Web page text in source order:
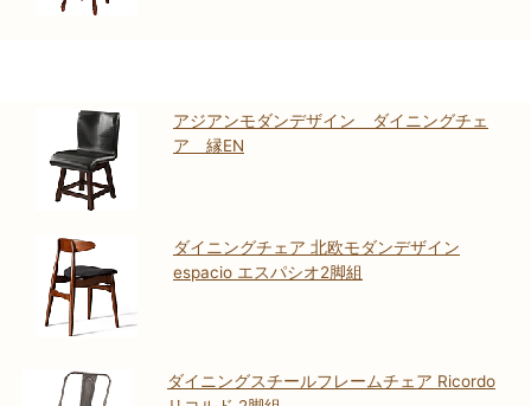
アジアンモダンデザイン ダイニングチェ
ア 縁EN
ダイニングチェア 北欧モダンデザイン
espacio エスパシオ2脚組
ダイニングスチールフレームチェア Ricordo